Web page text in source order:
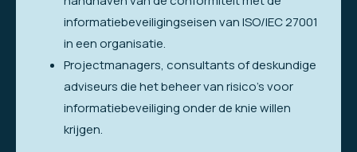
informatiebeveiligingseisen van ISO/IEC 27001
in een organisatie.
Projectmanagers, consultants of deskundige
adviseurs die het beheer van risico’s voor
informatiebeveiliging onder de knie willen
krijgen.